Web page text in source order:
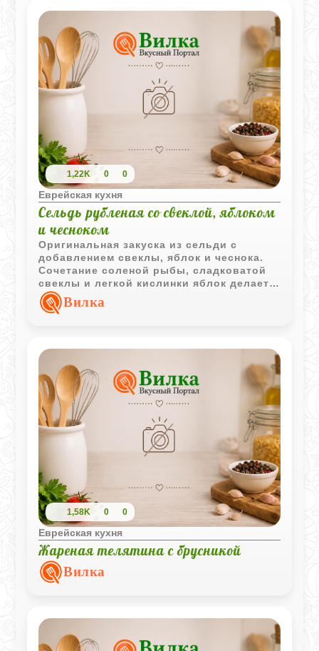
1,22K 0 0
Еврейская кухня
Сельдь рубленая со свеклой, яблоком
и чесноком
Оригинальная закуска из сельди с
добавлением свеклы, яблок и чеснока.
Сочетание соленой рыбы, сладковатой
свеклы и легкой кислинки яблок делает
вкус блюда ярким и запоминающимся.
Вилка
1,58K 0 0
Еврейская кухня
Жареная телятина с брусникой
Вилка